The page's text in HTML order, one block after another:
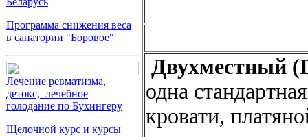
Программа снижения веса
в санатории "Боровое"
Лечение ревматизма,
детокс, лечебное
голодание по Бухингеру
Щелочной курс и курсы
Двухместный
одна
кровати,